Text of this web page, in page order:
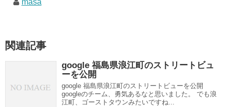
masa
関連記事
google 福島県浪江町のストリートビュ
ーを公開
google 福島県浪江町のストリートビューを公開
googleのチーム、勇気あるなと思いました。 でも浪
江町、ゴーストタウンみたいですね...